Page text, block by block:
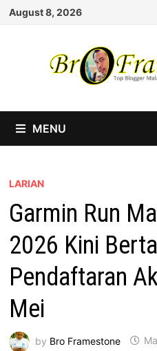
Skip
August 8, 2026
MENU
LARIAN
Garmin Run
2026 Kini
Pendaftaran
Mei
by Bro Framestone